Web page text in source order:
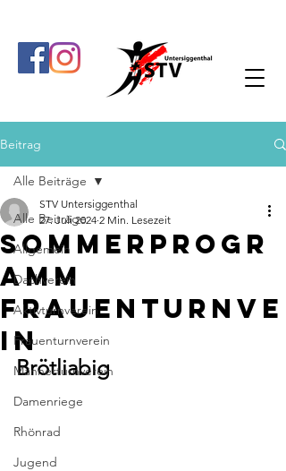
Beitrag
Alle Beiträge
Allgemein
Dachverein
Aktivturnverein
Frauenturnverein
Männerturnverein
Damenriege
Rhönrad
Jugend
Alle Beiträge
Sommerprogr
amm
Frauenturnve
in
STV Untersiggenthal
27. Juli 2024 2 Min. Lesezeit
Brötliabig